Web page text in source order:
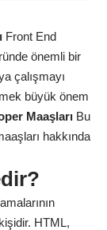
Front End
önemli bir
çalışmayı
büyük önem
Maaşları Bu
hakkında
HTML,